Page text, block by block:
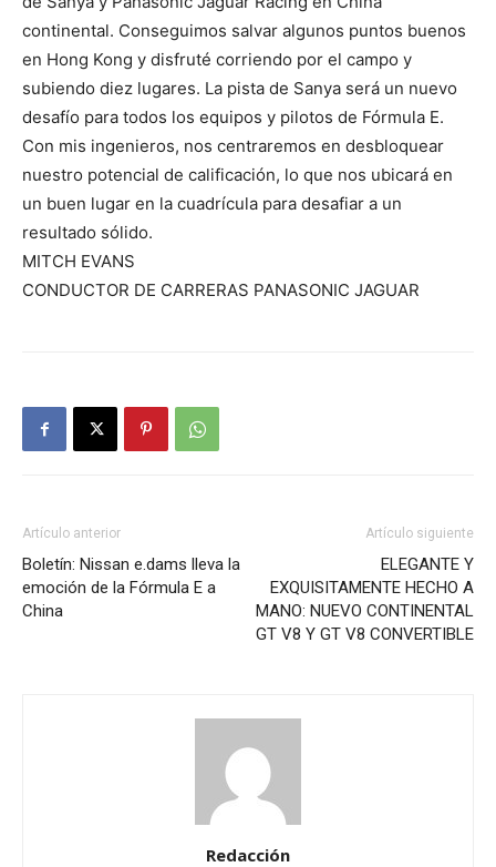
continental. Conseguimos salvar algunos puntos buenos
en Hong Kong y disfruté corriendo por el campo y
subiendo diez lugares. La pista de Sanya será un nuevo
desafío para todos los equipos y pilotos de Fórmula E.
Con mis ingenieros, nos centraremos en desbloquear
nuestro potencial de calificación, lo que nos ubicará en
un buen lugar en la cuadrícula para desafiar a un
resultado sólido.
MITCH EVANS
CONDUCTOR DE CARRERAS PANASONIC JAGUAR
Artículo anterior
Boletín: Nissan e.dams lleva la
emoción de la Fórmula E a
China
Artículo siguiente
ELEGANTE Y
EXQUISITAMENTE HECHO A
MANO: NUEVO CONTINENTAL
GT V8 Y GT V8 CONVERTIBLE
Redacción